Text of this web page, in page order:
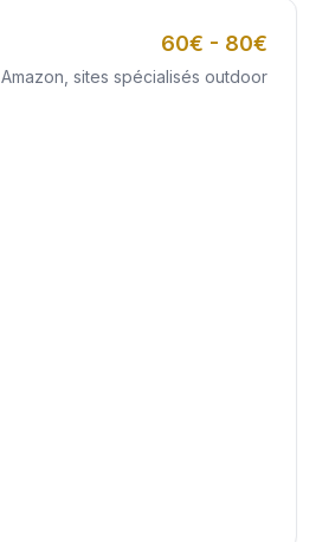
60€ - 80€
Amazon, sites spécialisés outdoor